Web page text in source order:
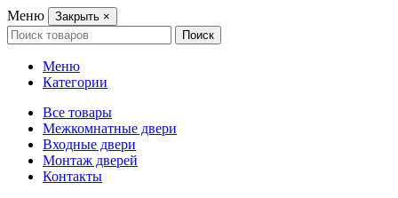
Меню Закрыть ×
Search
for:
Поиск
Меню
Категории
Все товары
Межкомнатные двери
Входные двери
Монтаж дверей
Контакты